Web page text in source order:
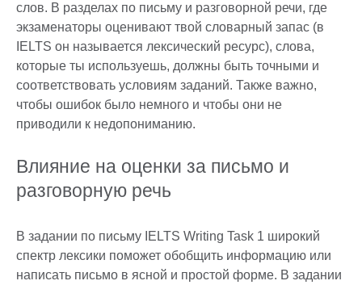
слов. В разделах по письму и разговорной речи, где
экзаменаторы оценивают твой словарный запас (в
IELTS он называется лексический ресурс), слова,
которые ты используешь, должны быть точными и
соответствовать условиям заданий. Также важно,
чтобы ошибок было немного и чтобы они не
приводили к недопониманию.
Влияние на оценки за письмо и
разговорную речь
В задании по письму IELTS Writing Task 1 широкий
спектр лексики поможет обобщить информацию или
написать письмо в ясной и простой форме. В задании